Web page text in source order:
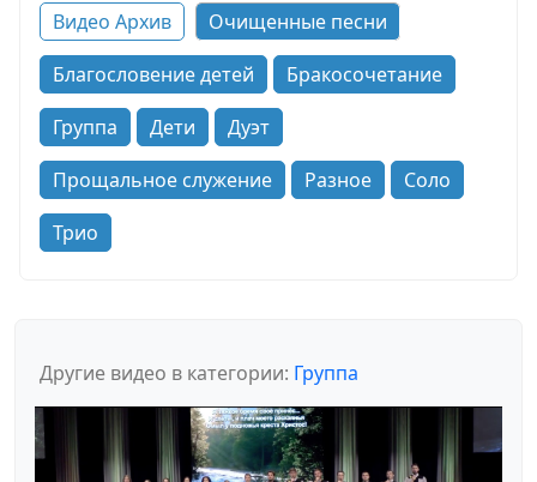
Видео Архив
Очищенные песни
Благословение детей
Бракосочетание
Группа
Дети
Дуэт
Прощальное служение
Разное
Соло
Трио
Другие видео в категории: Группа